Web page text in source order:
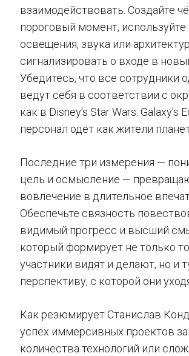
взаимодействовать. Создайте
пороговый момент,
освещения, звука или
сигнализировать о входе в
Убедитесь, что все сотрудники
ведут себя в соответствии с
как в Disney's Star Wars: Galaxy's
персонал одет как жители
Последние три измерения —
цель и осмысление —
вовлечение в длительное
Обеспечьте связность
видимый прогресс и высший
который формирует не только
участники видят и делают, но и
перспективу, с которой они
Как резюмирует Станислав
успех иммерсивных проектов
количества технологий или